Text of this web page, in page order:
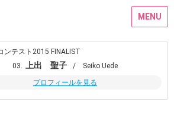
MENU
ンテスト2015 FINALIST
03.
上出 聖子
/ Seiko Uede
プロフィールを見る